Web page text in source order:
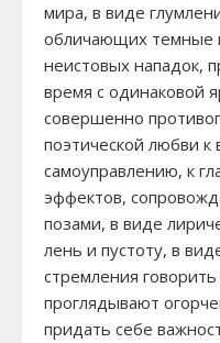
мира, в виде
обличающих темные
неистовых нападок,
время с одинаковой
совершенно
поэтической любви к
самоуправлению, к
эффектов,
позами, в виде
лень и пустоту, в
стремления
проглядывают
придать себе